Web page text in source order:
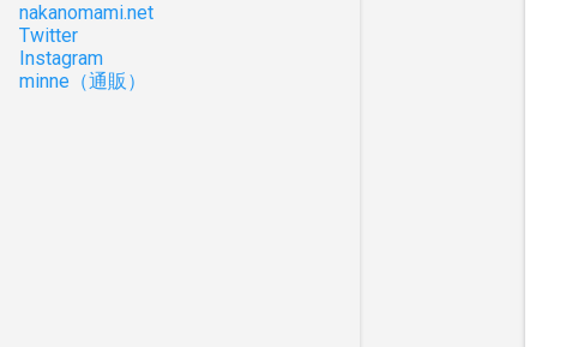
nakanomami.net
Twitter
Instagram
minne（通販）